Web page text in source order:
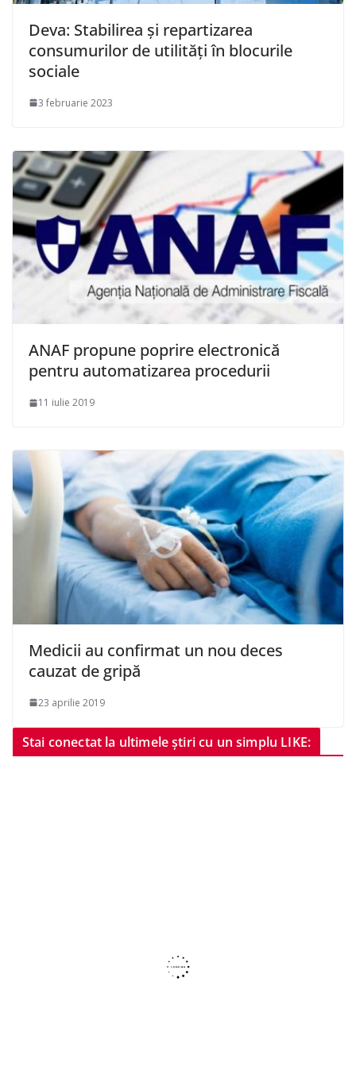
Deva: Stabilirea și repartizarea
consumurilor de utilități în blocurile
sociale
3 februarie 2023
ANAF propune poprire electronică
pentru automatizarea procedurii
11 iulie 2019
Medicii au confirmat un nou deces
cauzat de gripă
23 aprilie 2019
Stai conectat la ultimele știri cu un simplu LIKE: